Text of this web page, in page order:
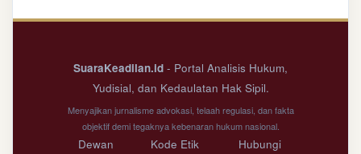
SuaraKeadilan.id - Portal Analisis Hukum,
Yudisial, dan Kedaulatan Hak Sipil.
Menyajikan jurnalisme advokasi, telaah regulasi, dan fakta
objektif demi tegaknya kebenaran hukum nasional.
Dewan Kode Etik Hubungi